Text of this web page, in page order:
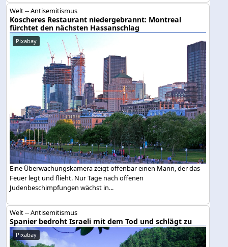
Welt -- Antisemitismus
Koscheres Restaurant niedergebrannt: Montreal
fürchtet den nächsten Hassanschlag
Pixabay
Eine Überwachungskamera zeigt offenbar einen Mann, der das
Feuer legt und flieht. Nur Tage nach offenen
Judenbeschimpfungen wächst in...
Welt -- Antisemitismus
Spanier bedroht Israeli mit dem Tod und schlägt zu
Pixabay